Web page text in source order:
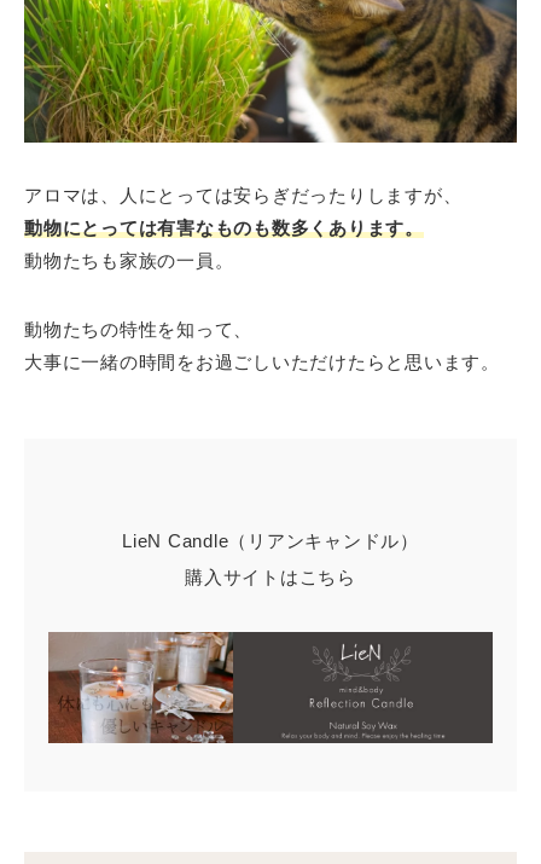
アロマは、人にとっては安らぎだったりしますが、
動物にとっては有害なものも数多くあります。
動物たちも家族の一員。
動物たちの特性を知って、
大事に一緒の時間をお過ごしいただけたらと思います。
LieN Candle（リアンキャンドル）
購入サイトはこちら